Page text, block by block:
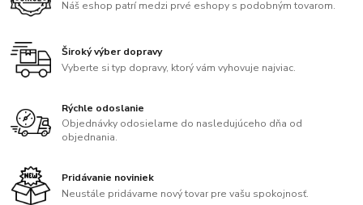
Náš eshop patrí medzi prvé eshopy s podobným tovarom.
Široký výber dopravy
Vyberte si typ dopravy, ktorý vám vyhovuje najviac.
Rýchle odoslanie
Objednávky odosielame do nasledujúceho dňa od
objednania.
Pridávanie noviniek
Neustále pridávame nový tovar pre vašu spokojnosť.